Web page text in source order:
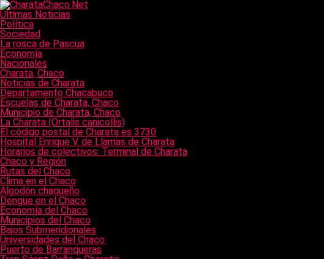
Últimas Noticias
Política
Sociedad
La rosca de Pascua
Economía
Nacionales
Charata, Chaco
Noticias de Charata
Departamento Chacabuco
Escuelas de Charata, Chaco
Municipio de Charata, Chaco
La Charata (Ortalis canicollis)
El código postal de Charata es 3730
Hospital Enrique V. de Llamas de Charata
Horarios de colectivos: Terminal de Charata
Chaco y Región
Rutas del Chaco
Clima en el Chaco
Algodón chaqueño
Dengue en el Chaco
Economía del Chaco
Municipios del Chaco
Bajos Submeridionales
Universidades del Chaco
Puerto de Barranqueras